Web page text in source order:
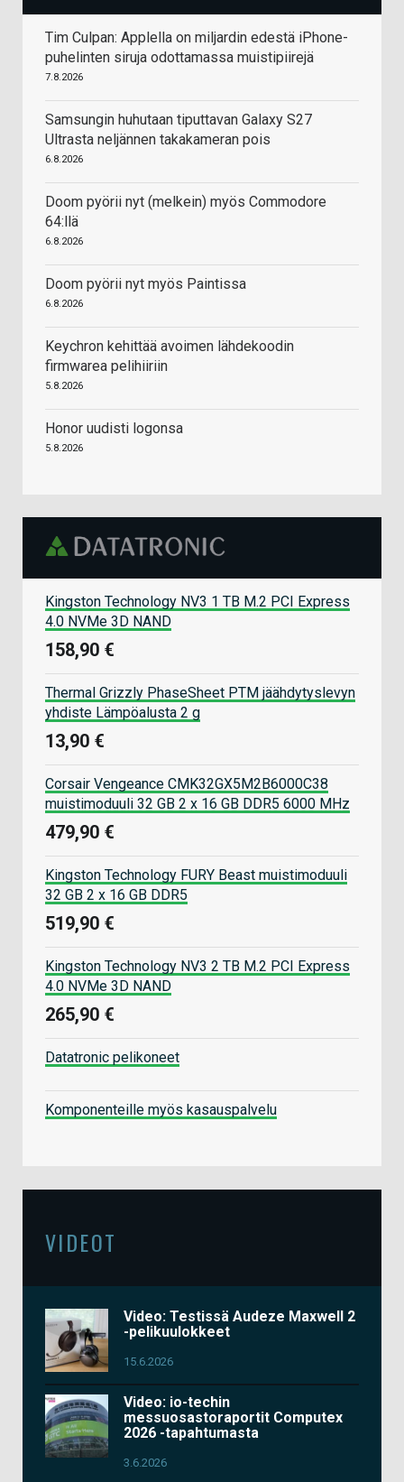
Tim Culpan: Applella on miljardin edestä iPhone-
puhelinten siruja odottamassa muistipiirejä
7.8.2026
Samsungin huhutaan tiputtavan Galaxy S27
Ultrasta neljännen takakameran pois
6.8.2026
Doom pyörii nyt (melkein) myös Commodore
64:llä
6.8.2026
Doom pyörii nyt myös Paintissa
6.8.2026
Keychron kehittää avoimen lähdekoodin
firmwarea pelihiiriin
5.8.2026
Honor uudisti logonsa
5.8.2026
Kingston Technology NV3 1 TB M.2 PCI Express
4.0 NVMe 3D NAND
158,90 €
Thermal Grizzly PhaseSheet PTM jäähdytyslevyn
yhdiste Lämpöalusta 2 g
13,90 €
Corsair Vengeance CMK32GX5M2B6000C38
muistimoduuli 32 GB 2 x 16 GB DDR5 6000 MHz
479,90 €
Kingston Technology FURY Beast muistimoduuli
32 GB 2 x 16 GB DDR5
519,90 €
Kingston Technology NV3 2 TB M.2 PCI Express
4.0 NVMe 3D NAND
265,90 €
Datatronic pelikoneet
Komponenteille myös kasauspalvelu
VIDEOT
Video: Testissä Audeze Maxwell 2
-pelikuulokkeet
15.6.2026
Video: io-techin
messuosastoraportit Computex
2026 -tapahtumasta
3.6.2026